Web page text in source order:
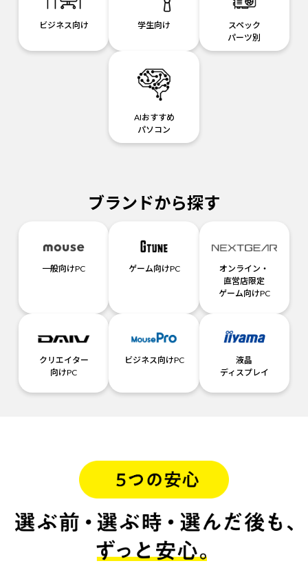
ビジネス向け 学生向け
スペック
パーツ別
AIおすすめ
パソコン
ブランドから探す
一般向けPC ゲーム向けPC
オンライン・
直営店限定
ゲーム向けPC
クリエイター
向けPC
ビジネス向けPC
液晶
ディスプレイ